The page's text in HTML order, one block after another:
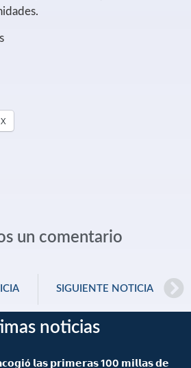
X
un comentario
SIGUIENTE NOTICIA
noticias
𝗹𝗮𝘀 𝗽𝗿𝗶𝗺𝗲𝗿𝗮𝘀 100 𝗺𝗶𝗹𝗹𝗮𝘀 𝗱𝗲